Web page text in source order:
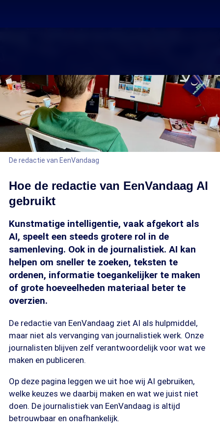
De redactie van EenVandaag
Hoe de redactie van EenVandaag AI
gebruikt
Kunstmatige intelligentie, vaak afgekort als
AI, speelt een steeds grotere rol in de
samenleving. Ook in de journalistiek. AI kan
helpen om sneller te zoeken, teksten te
ordenen, informatie toegankelijker te maken
of grote hoeveelheden materiaal beter te
overzien.
De redactie van EenVandaag ziet AI als hulpmiddel,
maar niet als vervanging van journalistiek werk. Onze
journalisten blijven zelf verantwoordelijk voor wat we
maken en publiceren.
Op deze pagina leggen we uit hoe wij AI gebruiken,
welke keuzes we daarbij maken en wat we juist niet
doen. De journalistiek van EenVandaag is altijd
betrouwbaar en onafhankelijk.